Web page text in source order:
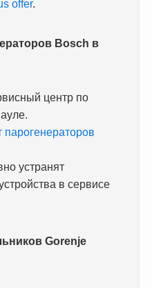
offer.
Bosch в
центр по
парогенераторов
устранят
в сервисе
Gorenje